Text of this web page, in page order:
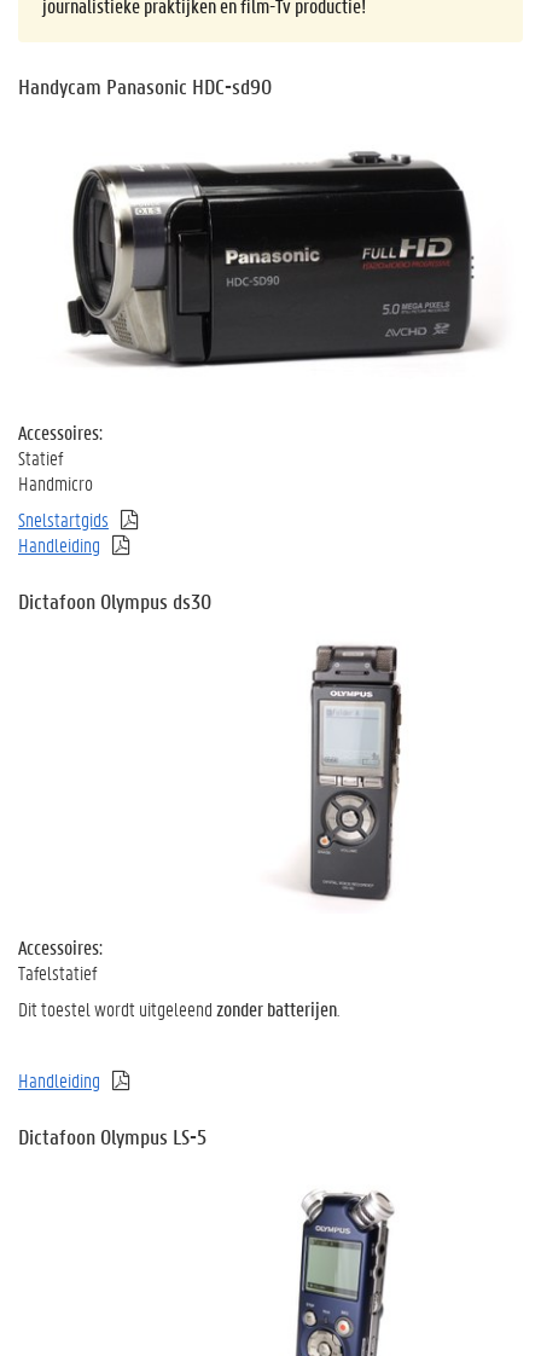
journalistieke praktijken en film-Tv productie!
Handycam Panasonic HDC-sd90
Accessoires:
Statief
Handmicro
Snelstartgids
Handleiding
Dictafoon Olympus ds30
Accessoires:
Tafelstatief
Dit toestel wordt uitgeleendzonder batterijen
Handleiding
Dictafoon Olympus LS-5